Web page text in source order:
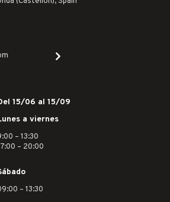
15/06 al 15/09
a viernes
– 13:30
– 20:00
– 13:30